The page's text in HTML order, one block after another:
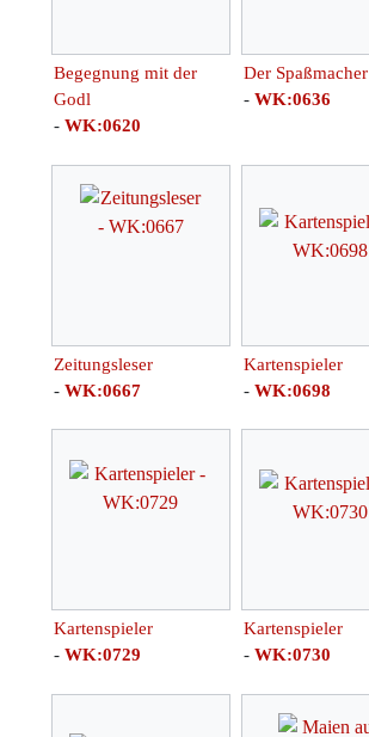
Begegnung mit der
Godl
- WK:0620
Der Spaßmacher
- WK:0636
Zeitungsleser
- WK:0667
Kartenspieler
- WK:0698
Kartenspieler
- WK:0729
Kartenspieler
- WK:0730